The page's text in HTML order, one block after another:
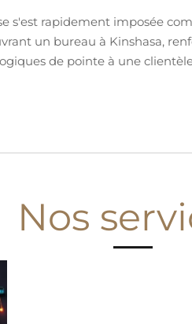
s'est rapidement imposée
un bureau à Kinshasa,
de pointe à une
Nos